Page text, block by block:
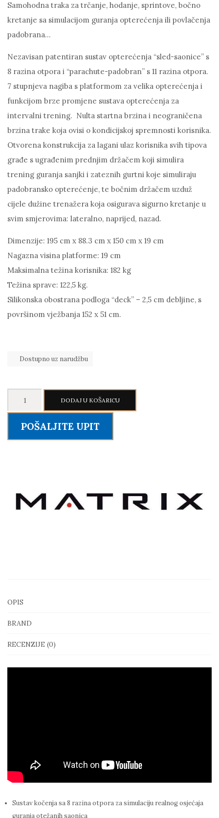
Samohodna traka za trčanje, hodanje, sprintove, bočno
kretanje sa simulacijom guranja opterećenja ili povlačenja
padobrana…
Nezavisan patentiran sustav opterećenja “sled-saonice” s
8 razina otpora i “parachute-padobran” s 11 razina otpora.
7 stupnjeva nagiba s platformom za velika opterećenja i
funkcijom brze promjene sustava opterećenja za
intervalni trening. Nulta startna brzina i neograničena
brzina trake koja ovisi o kondicijskoj spremnosti korisnika.
Otvorena konstrukcija za lagani ulaz korisnika svih tipova
građe s ugrađenim prednjim držačem koji simulira
trening guranja sanjki i zateznih gurtni koje simuliraju
padobransko opterećenje, te bočnim držačem uzduž
cijele dužine trenažera koja osigurava sigurno kretanje u
svim smjerovima: lateralno, naprijed, nazad.
Dimenzije: 195 cm x 88.3 cm x 150 cm x 19 cm
Nagazna visina platforme: 19 cm
Maksimalna težina korisnika: 182 kg
Težina sprave: 122,5 kg.
Silikonska obostrana podloga “deck” – 2,5 cm debljine, s
površinom vježbanja 152 x 51 cm.
Dostupno uz narudžbu
S-
DRIVE
Performance
DODAJ U KOŠARICU
POŠALJITE UPIT
OPIS
BRAND
RECENZIJE (0)
Sustav kočenja sa 8 razina otpora za simulaciju realnog osjećaja
guranja otežanih saonica